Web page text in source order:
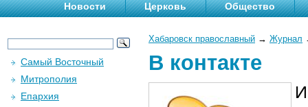
Новости Церковь Общество
Хабаровск православный → Журнал
В контакте
Самый Восточный
Митрополия
Епархия